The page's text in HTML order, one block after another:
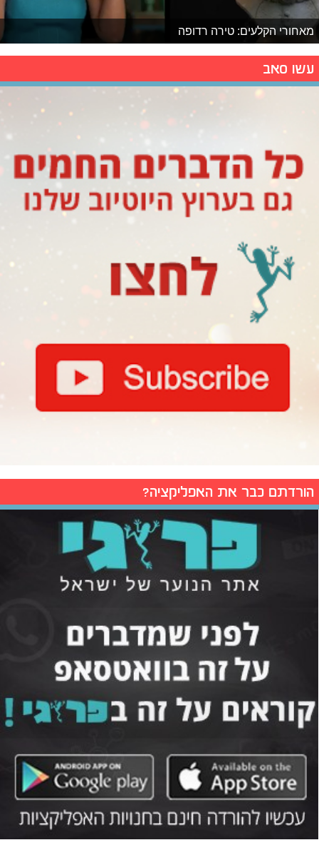
מאחורי הקלעים: טירה רדופה
עשו סאב
הורדתם כבר את האפליקציה?